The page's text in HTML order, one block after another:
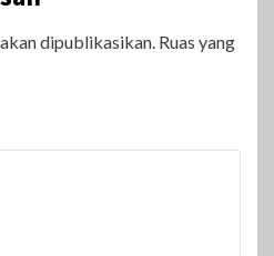
dipublikasikan. Ruas yang